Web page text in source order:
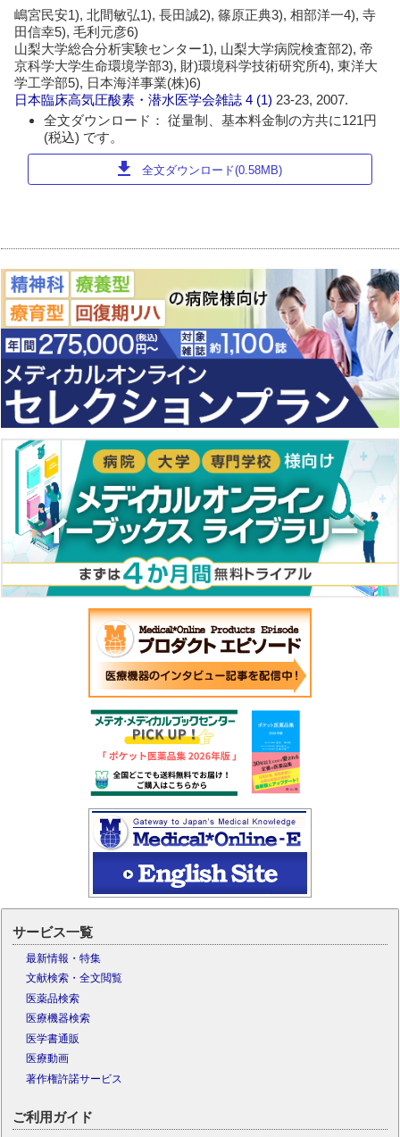
嶋宮民安1), 北間敏弘1), 長田誠2), 篠原正典3), 相部洋一4), 寺
田信幸5), 毛利元彦6)
山梨大学総合分析実験センター1), 山梨大学病院検査部2), 帝
京科学大学生命環境学部3), 財)環境科学技術研究所4), 東洋大
学工学部5), 日本海洋事業(株)6)
日本臨床高気圧酸素・潜水医学会雑誌 4 (1) 23-23, 2007.
全文ダウンロード： 従量制、基本料金制の方共に121円
(税込) です。
download 全文ダウンロード(0.58MB)
サービス一覧
最新情報・特集
文献検索・全文閲覧
医薬品検索
医療機器検索
医学書通販
医療動画
著作権許諾サービス
ご利用ガイド